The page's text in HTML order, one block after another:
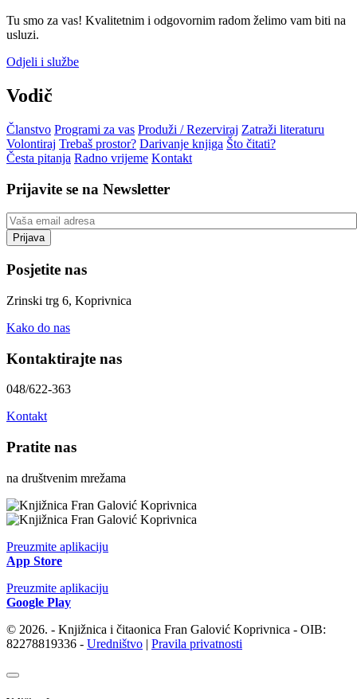
Tu smo za vas! Kvalitetnim i odgovornim radom želimo vam biti na
usluzi.
Odjeli i službe
Vodič
Članstvo Programi za vas Produži / Rezerviraj Zatraži literaturu
Volontiraj Trebaš prostor? Darivanje knjiga Što čitati?
Česta pitanja Radno vrijeme Kontakt
Prijavite se na Newsletter
Posjetite nas
Zrinski trg 6, Koprivnica
Kako do nas
Kontaktirajte nas
048/622-363
Kontakt
Pratite nas
na društvenim mrežama
Preuzmite aplikaciju
App Store
Preuzmite aplikaciju
Google Play
© 2026. - Knjižnica i čitaonica Fran Galović Koprivnica - OIB:
82278819336 - Uredništvo | Pravila privatnosti